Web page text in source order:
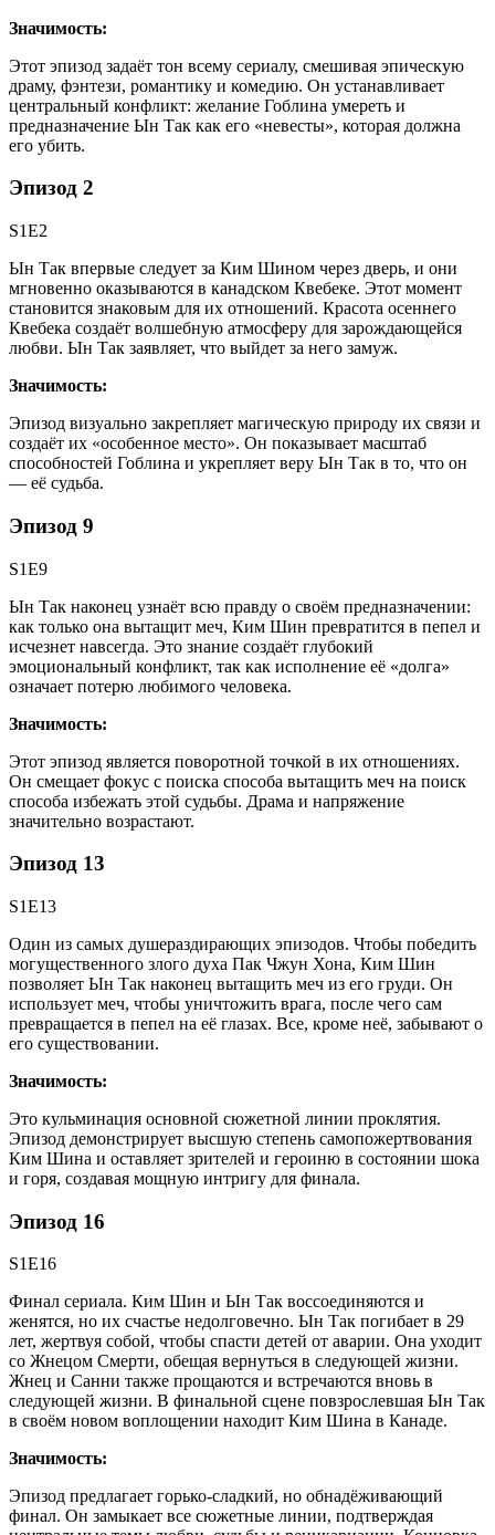
Значимость:
Этот эпизод задаёт тон всему сериалу, смешивая эпическую
драму, фэнтези, романтику и комедию. Он устанавливает
центральный конфликт: желание Гоблина умереть и
предназначение Ын Так как его «невесты», которая должна
его убить.
Эпизод 2
S1E2
Ын Так впервые следует за Ким Шином через дверь, и они
мгновенно оказываются в канадском Квебеке. Этот момент
становится знаковым для их отношений. Красота осеннего
Квебека создаёт волшебную атмосферу для зарождающейся
любви. Ын Так заявляет, что выйдет за него замуж.
Значимость:
Эпизод визуально закрепляет магическую природу их связи и
создаёт их «особенное место». Он показывает масштаб
способностей Гоблина и укрепляет веру Ын Так в то, что он
— её судьба.
Эпизод 9
S1E9
Ын Так наконец узнаёт всю правду о своём предназначении:
как только она вытащит меч, Ким Шин превратится в пепел и
исчезнет навсегда. Это знание создаёт глубокий
эмоциональный конфликт, так как исполнение её «долга»
означает потерю любимого человека.
Значимость:
Этот эпизод является поворотной точкой в их отношениях.
Он смещает фокус с поиска способа вытащить меч на поиск
способа избежать этой судьбы. Драма и напряжение
значительно возрастают.
Эпизод 13
S1E13
Один из самых душераздирающих эпизодов. Чтобы победить
могущественного злого духа Пак Чжун Хона, Ким Шин
позволяет Ын Так наконец вытащить меч из его груди. Он
использует меч, чтобы уничтожить врага, после чего сам
превращается в пепел на её глазах. Все, кроме неё, забывают о
его существовании.
Значимость:
Это кульминация основной сюжетной линии проклятия.
Эпизод демонстрирует высшую степень самопожертвования
Ким Шина и оставляет зрителей и героиню в состоянии шока
и горя, создавая мощную интригу для финала.
Эпизод 16
S1E16
Финал сериала. Ким Шин и Ын Так воссоединяются и
женятся, но их счастье недолговечно. Ын Так погибает в 29
лет, жертвуя собой, чтобы спасти детей от аварии. Она уходит
со Жнецом Смерти, обещая вернуться в следующей жизни.
Жнец и Санни также прощаются и встречаются вновь в
следующей жизни. В финальной сцене повзрослевшая Ын Так
в своём новом воплощении находит Ким Шина в Канаде.
Значимость:
Эпизод предлагает горько-сладкий, но обнадёживающий
финал. Он замыкает все сюжетные линии, подтверждая